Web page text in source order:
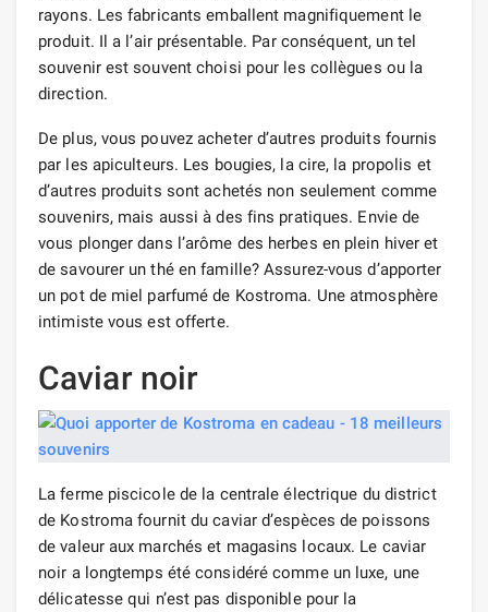
rayons. Les fabricants emballent magnifiquement le
produit. Il a l’air présentable. Par conséquent, un tel
souvenir est souvent choisi pour les collègues ou la
direction.
De plus, vous pouvez acheter d’autres produits fournis
par les apiculteurs. Les bougies, la cire, la propolis et
d’autres produits sont achetés non seulement comme
souvenirs, mais aussi à des fins pratiques. Envie de
vous plonger dans l’arôme des herbes en plein hiver et
de savourer un thé en famille? Assurez-vous d’apporter
un pot de miel parfumé de Kostroma. Une atmosphère
intimiste vous est offerte.
Caviar noir
La ferme piscicole de la centrale électrique du district
de Kostroma fournit du caviar d’espèces de poissons
de valeur aux marchés et magasins locaux. Le caviar
noir a longtemps été considéré comme un luxe, une
délicatesse qui n’est pas disponible pour la